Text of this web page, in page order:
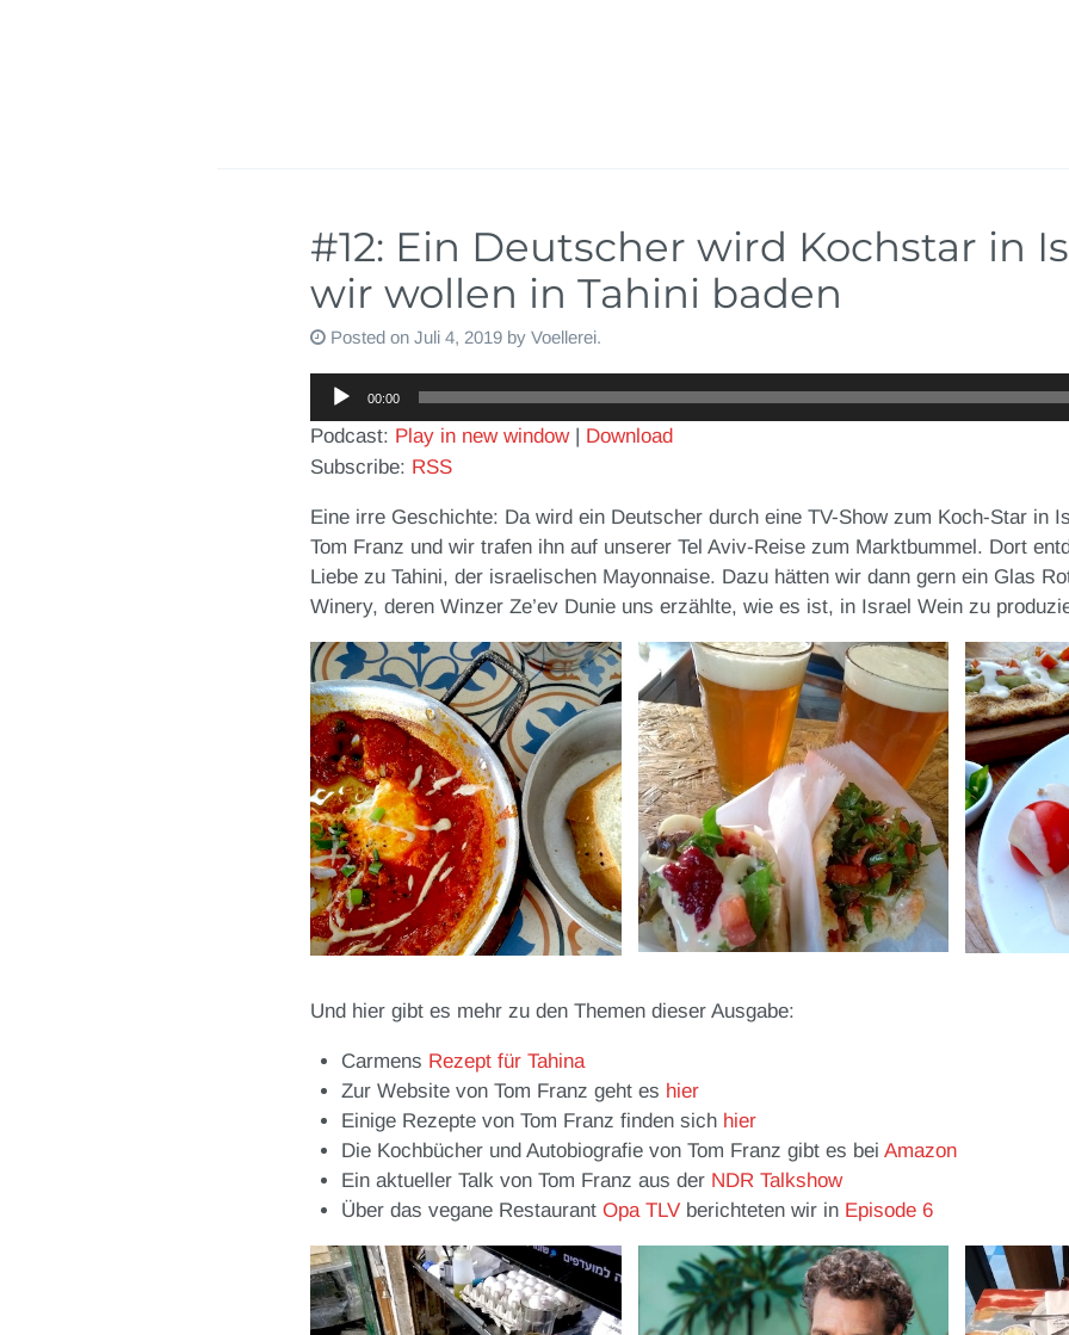
#12: Ein Deutscher wird Kochstar in
wir wollen in Tahini baden
Posted onJuli 4, 2019 byVoellerei.
Audio-
Player
00:00
Podcast: Play in new window| Download
Subscribe: RSS
Eine irre Geschichte: Da wird ein Deutscher durch eine TV-Show zum Koch-Star in
Tom Franz und wir trafen ihn auf unserer Tel Aviv-Reise zum Marktbummel. Dort
Liebe zu Tahini, der israelischen Mayonnaise. Dazu hätten wir dann gern ein Glas
Winery, deren Winzer Ze’ev Dunie uns erzählte, wie es ist, in Israel Wein zu
Und hier gibt es mehr zu den Themen dieser Ausgabe:
Carmens Rezept für Tahina
Zur Website von Tom Franz geht es hier
Einige Rezepte von Tom Franz finden sich hier
Die Kochbücher und Autobiografie von Tom Franz gibt es bei Amazon
Ein aktueller Talk von Tom Franz aus der NDR Talkshow
Über das vegane Restaurant Opa TLVberichteten wir in Episode 6